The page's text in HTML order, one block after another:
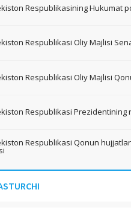
Respublikasining Hukumat
Respublikasi Oliy Majlisi
Respublikasi Oliy Majlisi
Respublikasi Prezidentining
Respublikasi Qonun